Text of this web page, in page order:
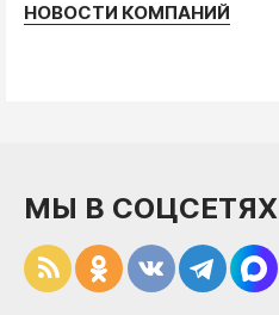
НОВОСТИ КОМПАНИЙ
МЫ В СОЦСЕТЯХ